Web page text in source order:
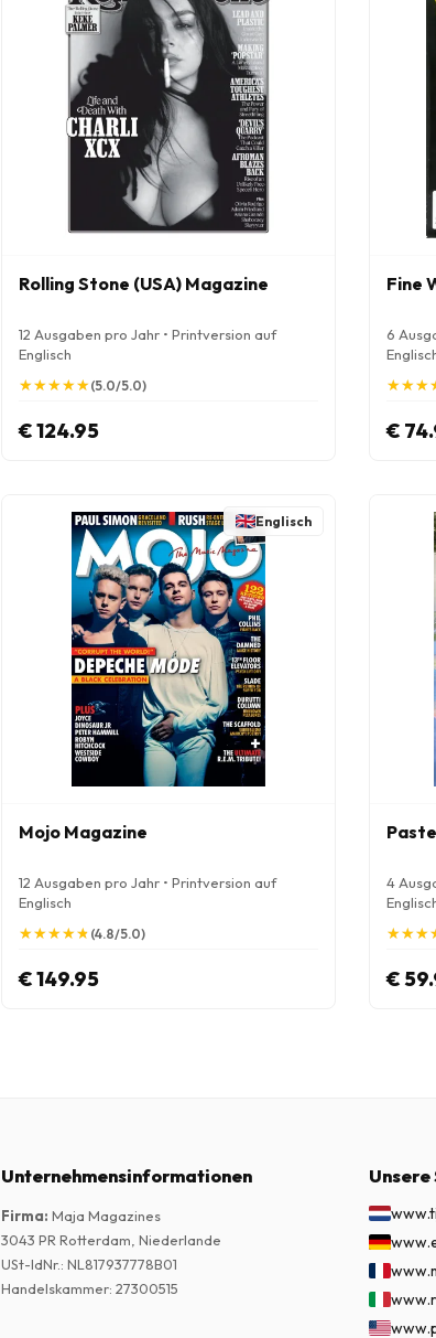
Rolling Stone (USA) Magazine
12 Ausgaben pro Jahr • Printversion auf
Englisch
★
★★
★★
★★
★★
★(5.0/5.0)
€ 124.95
Fine
6
★
★★
★★
★
€
Englisch
Mojo Magazine
12 Ausgaben pro Jahr • Printversion auf
Englisch
★
★★
★★
★★
★★
★ (4.8/5.0)
€ 149.95
4
★
★★
★★
★
€
Unternehmensinformationen
Firma: Maja Magazines
3043 PR Rotterdam, Niederlande
USt-IdNr.: NL817937778B01
Handelskammer: 27300515
Unsere